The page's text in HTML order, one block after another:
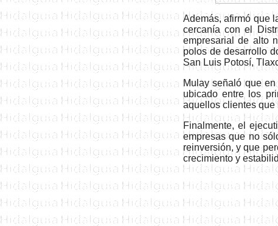
Además, afirmó que
cercanía con el D
empresarial de alto
polos de desarrollo
San Luis Potosí,
Mulay señaló que
ubicadoentre los
aquellos clientes que
Finalmente, el
empresas que no
reinversión, y que
crecimiento y